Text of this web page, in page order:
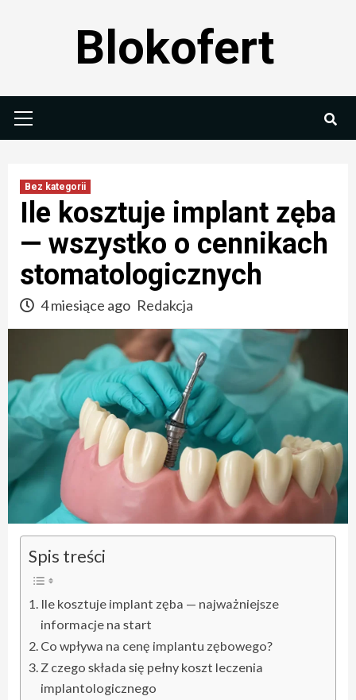
Blokofert
Menu
Bez kategorii
Ile kosztuje implant zęba
— wszystko o cennikach
stomatologicznych
4 miesiące ago Redakcja
Spis treści
Ile kosztuje implant zęba — najważniejsze
informacje na start
Co wpływa na cenę implantu zębowego?
Z czego składa się pełny koszt leczenia
implantologicznego